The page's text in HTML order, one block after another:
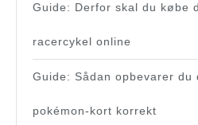
Guide: Derfor skal du købe
racercykel online
Guide: Sådan opbevarer du
pokémon-kort korrekt